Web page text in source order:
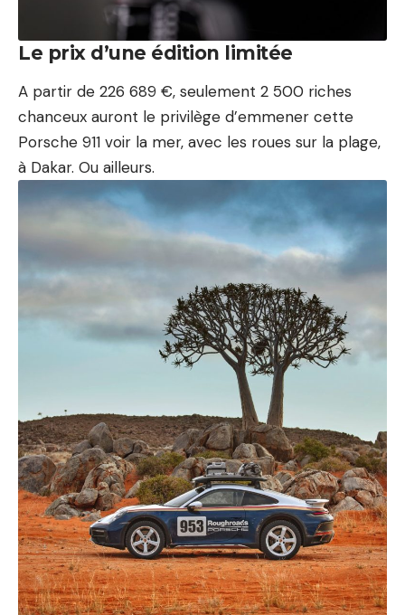
Le prix d’une édition limitée
A partir de 226 689 €, seulement 2 500 riches
chanceux auront le privilège d’emmener cette
Porsche 911 voir la mer, avec les roues sur la plage,
à Dakar. Ou ailleurs.